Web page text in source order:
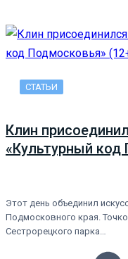
СТАТЬИ
Клин
«Культурный
Этот день объединил
Подмосковного края.
Сестрорецкого парка…